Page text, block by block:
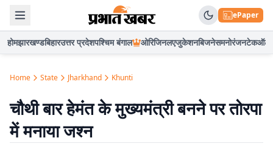
ePaper
होमझारखण्डबिहारउत्तर प्रदेशपश्चिम बंगाल ओरिजिनलएजुकेशनबिजनेसमनोरंजनटेकऑटो
Home State Jharkhand Khunti
चौथी बार हेमंत के मुख्यमंत्री बनने पर तोरपा
में मनाया जश्न